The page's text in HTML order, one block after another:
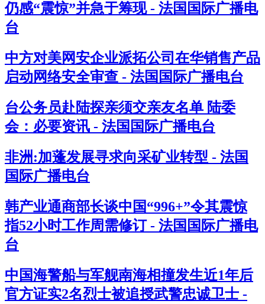
仍感“震惊”并急于筹现 - 法国国际广播电
台
中方对美网安企业派拓公司在华销售产品
启动网络安全审查 - 法国国际广播电台
台公务员赴陆探亲须交亲友名单 陆委
会：必要资讯 - 法国国际广播电台
非洲:加蓬发展寻求向采矿业转型 - 法国
国际广播电台
韩产业通商部长谈中国“996+”令其震惊
指52小时工作周需修订 - 法国国际广播电
台
中国海警船与军舰南海相撞发生近1年后
官方证实2名烈士被追授武警忠诚卫士 -